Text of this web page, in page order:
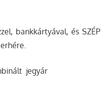
bankkártyával, és SZÉP
jegyár